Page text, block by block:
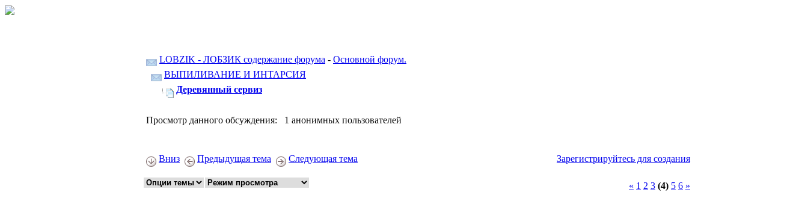
LOBZIK - ЛОБЗИК содержание форума - Основной форум.
ВЫПИЛИВАНИЕ И ИНТАРСИЯ
Деревянный сервиз
Просмотр данного обсуждения: 1 анонимных пользователей
Вниз Предыдущая тема Следующая тема Зарегистрируйтесь для создания
« 1 2 3 (4) 5 6 »